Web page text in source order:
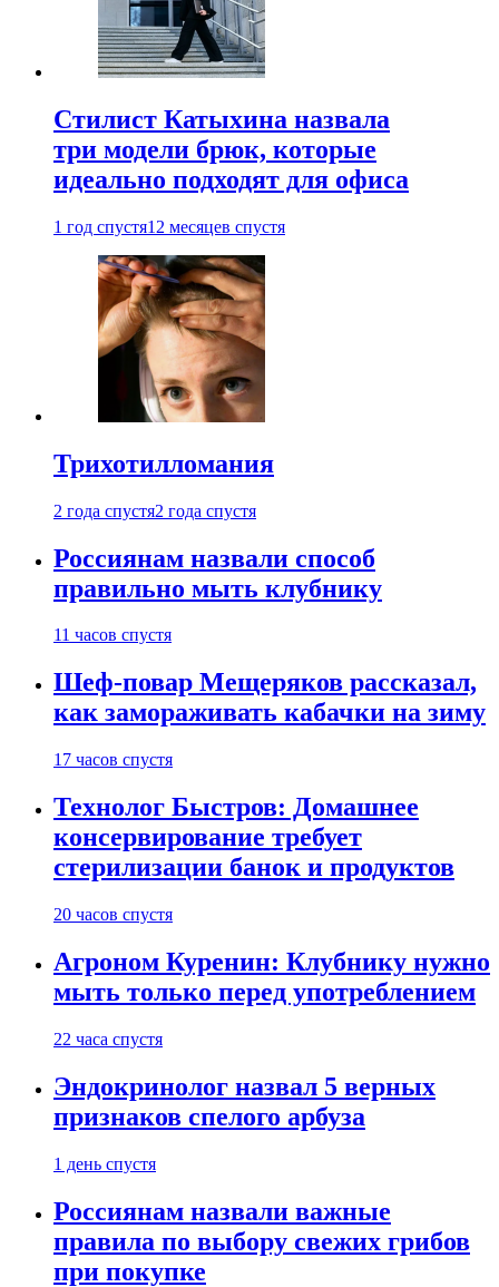
Стилист Катыхина назвала
три модели брюк, которые
идеально подходят для офиса
1 год спустя12 месяцев спустя
Трихотилломания
2 года спустя2 года спустя
Россиянам назвали способ
правильно мыть клубнику
11 часов спустя
Шеф-повар Мещеряков рассказал,
как замораживать кабачки на зиму
17 часов спустя
Технолог Быстров: Домашнее
консервирование требует
стерилизации банок и продуктов
20 часов спустя
Агроном Куренин: Клубнику нужно
мыть только перед употреблением
22 часа спустя
Эндокринолог назвал 5 верных
признаков спелого арбуза
1 день спустя
Россиянам назвали важные
правила по выбору свежих грибов
при покупке